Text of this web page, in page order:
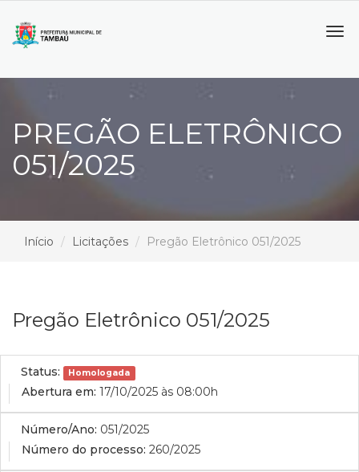
PREGÃO ELETRÔNICO
051/2025
Início Licitações Pregão Eletrônico 051/2025
Pregão Eletrônico 051/2025
Status: Homologada
Abertura em: 17/10/2025 às 08:00h
Número/Ano: 051/2025
Número do processo: 260/2025